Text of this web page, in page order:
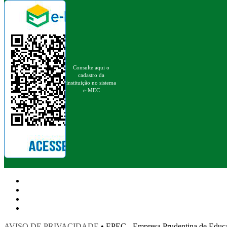
Consulte aqui o
cadastro da
instituição no sistema
e-MEC